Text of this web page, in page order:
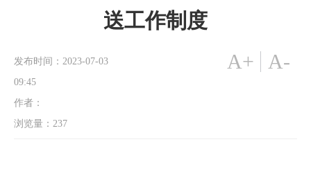
送工作制度
发布时间：2023-07-03
09:45
作者：
浏览量： 237
A+ A-